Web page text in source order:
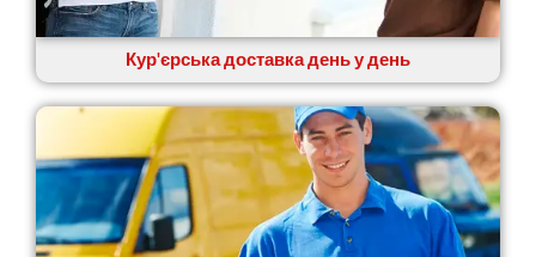
Кур'єрська доставка день у день